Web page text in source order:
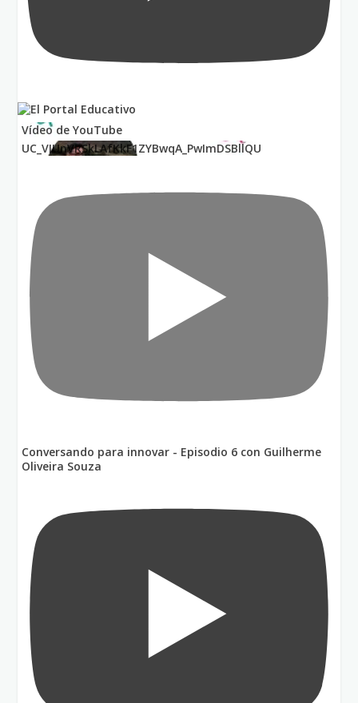
Vídeo de YouTube
UC_VIUnVRSkLAfKkF1ZYBwqA_PwImDSBllQU
Conversando para innovar - Episodio 6 con Guilherme
Oliveira Souza